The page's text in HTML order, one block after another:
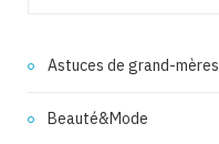
Astuces de grand-mères
Beauté&Mode